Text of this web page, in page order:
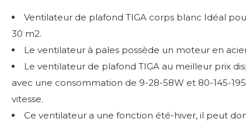
Ventilateur de plafond TIGA corps blanc Idéal
30 m2.
Le ventilateur à pales possède un moteur en
Le ventilateur de plafond TIGA au meilleur prix
avec une consommation de 9-28-58W et 80-145-
vitesse.
Ce ventilateur a une fonction été-hiver, il peut